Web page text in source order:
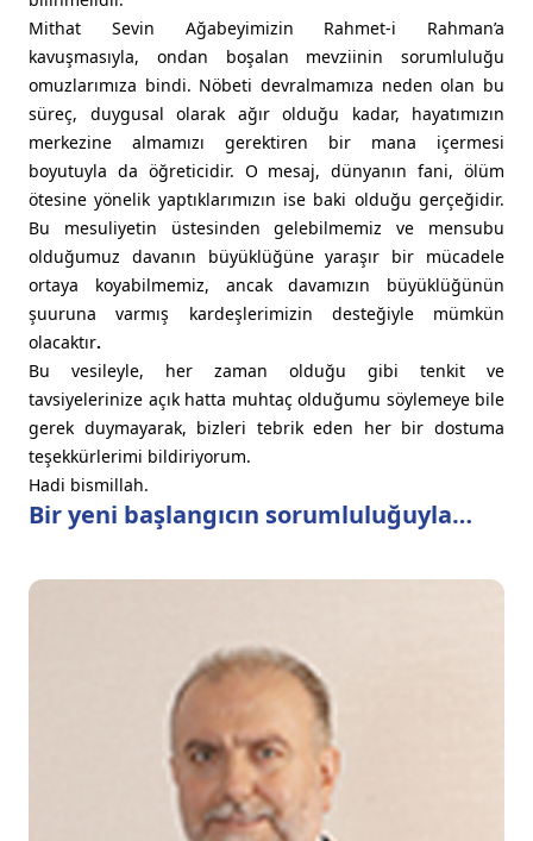
Bir yeni başlangıcın sorumluluğuyla…
Mithat Sevin Ağabeyimizin Rahmet-i Rahman’a
kavuşmasıyla, ondan boşalan mevziinin sorumluluğu
omuzlarımıza bindi. Nöbeti devralmamıza neden olan bu
süreç, duygusal olarak ağır olduğu kadar, hayatımızın
merkezine almamızı gerektiren bir mana içermesi
boyutuyla da öğreticidir. O mesaj, dünyanın fani, ölüm
ötesine yönelik yaptıklarımızın ise baki olduğu gerçeğidir.
Bu mesuliyetin üstesinden gelebilmemiz ve mensubu
olduğumuz davanın büyüklüğüne yaraşır bir mücadele
ortaya koyabilmemiz, ancak davamızın büyüklüğünün
şuuruna varmış kardeşlerimizin desteğiyle mümkün
olacaktır.
Bu vesileyle, her zaman olduğu gibi tenkit ve
tavsiyelerinize açık hatta muhtaç olduğumu söylemeye bile
gerek duymayarak, bizleri tebrik eden her bir dostuma
teşekkürlerimi bildiriyorum.
Hadi bismillah.